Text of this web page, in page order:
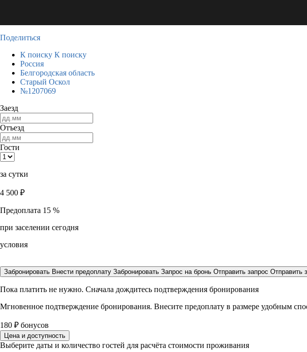
Поделиться
К поиску К поиску
Россия
Белгородская область
Старый Оскол
№1207069
Заезд
Отъезд
Гости
за сутки
4 500 ₽
Предоплата 15 %
при заселении сегодня
условия
Забронировать Внести предоплату Забронировать Запрос на бронь Отправить запрос Отправить
Пока платить не нужно. Сначала дождитесь подтверждения бронирования
Мгновенное подтверждение бронирования. Внесите предоплату в размере удобным
180 ₽ бонусов
Цена и доступность
Выберите даты и количество гостей для расчёта стоимости проживания